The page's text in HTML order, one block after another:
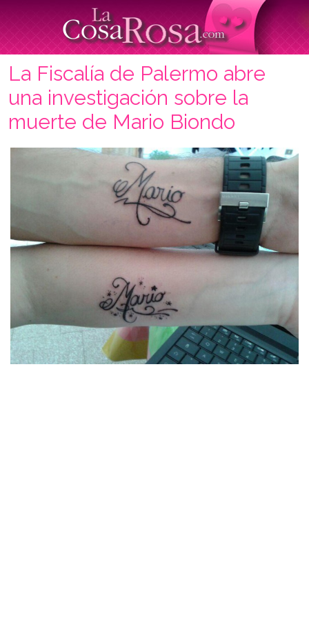
La Fiscalía de Palermo abre
una investigación sobre la
muerte de Mario Biondo